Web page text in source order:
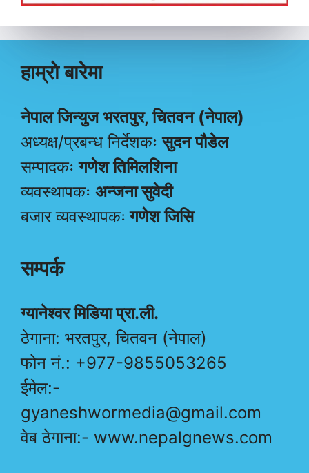
हाम्रो बारेमा
नेपाल जिन्युज भरतपुर, चितवन (नेपाल)
अध्यक्ष/प्रबन्ध निर्देशकःसुदन पौडेल
सम्पादकःगणेश तिमिलशिना
व्यवस्थापकः अन्जना सुवेदी
बजार व्यवस्थापकः गणेश जिसि
सम्पर्क
ग्यानेश्वर मिडिया प्रा.ली.
ठेगाना: भरतपुर, चितवन (नेपाल)
फोन नं.: +977-9855053265
ईमेल:-
gyaneshwormedia@gmail.com
वेब ठेगाना:- www.nepalgnews.com